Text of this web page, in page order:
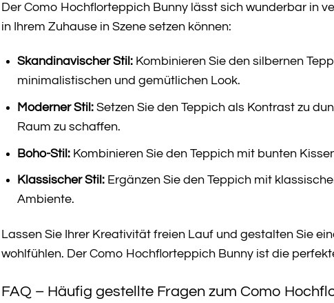
Der Como Hochflorteppich Bunny lässt sich wunderbar in
in Ihrem Zuhause in Szene setzen können:
Skandinavischer Stil:Kombinieren Sie den silbernen
minimalistischen und gemütlichen Look.
Moderner Stil:Setzen Sie den Teppich als Kontrast zu
Raum zu schaffen.
Boho-Stil:Kombinieren Sie den Teppich mit bunten
Klassischer Stil:Ergänzen Sie den Teppich mit
Ambiente.
Lassen Sie Ihrer Kreativität freien Lauf und gestalten Sie
wohlfühlen. Der Como Hochflorteppich Bunny ist die
FAQ – Häufig gestellte Fragen zum Como